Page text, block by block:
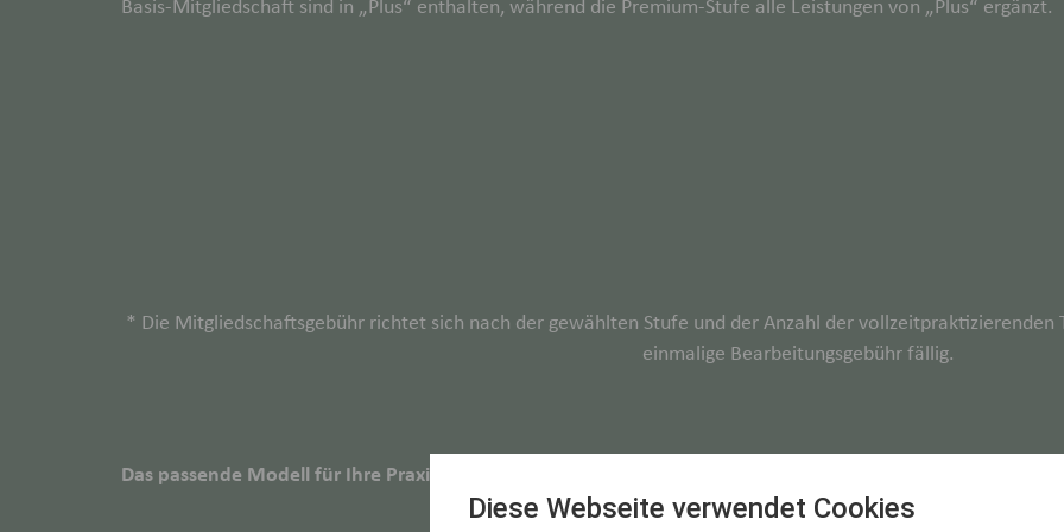
Basis-Mitgliedschaft sind in „Plus“ enthalten, während die Premium-Stufe alle Leistungen von „Plus“ ergänzt.
* Die Mitgliedschaftsgebühr richtet sich nach der gewählten Stufe und der Anzahl der
einmalige Bearbeitungsgebühr fällig.
Das passende Modell für Ihre Praxis
Diese Webseite verwendet Cookies